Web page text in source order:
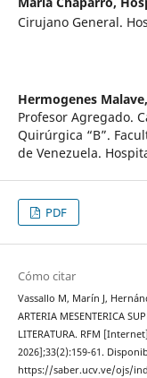
Cirujano General.
Hermogenes Malave,
Profesor Agregado.
Quirúrgica “B”.
de Venezuela.
PDF
Cómo citar
Vassallo M, Marín J,
ARTERIA MESENTERICA
LITERATURA. RFM
2026];33(2):159-61.
https://saber.ucv.ve/ojs/